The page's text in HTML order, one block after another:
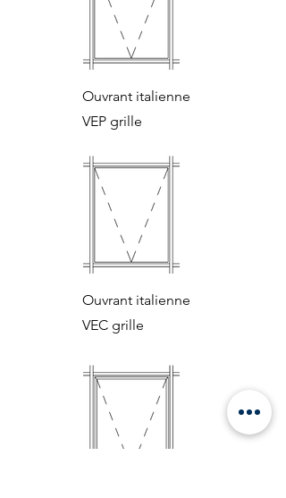
Ouvrant italienne
VEP grille
Ouvrant italienne
VEC grille